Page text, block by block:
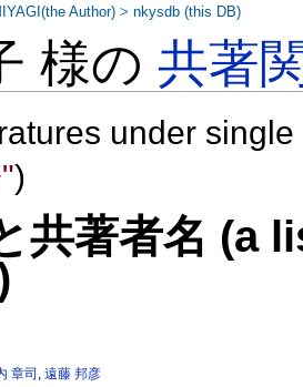
様の共著
under
)
共著者名 (a
章司 ,遠藤 邦彦
Author) >nkysdb (this DB)